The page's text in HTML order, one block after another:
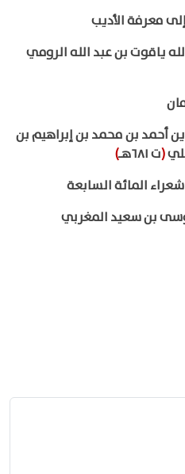
معرفة الأديب
ياقوت بن عبد الله الرومي
أحمد بن محمد بن إبراهيم بن
(ت ٦٨١هـ
)
المائة السابعة
بن سعيد المغربي